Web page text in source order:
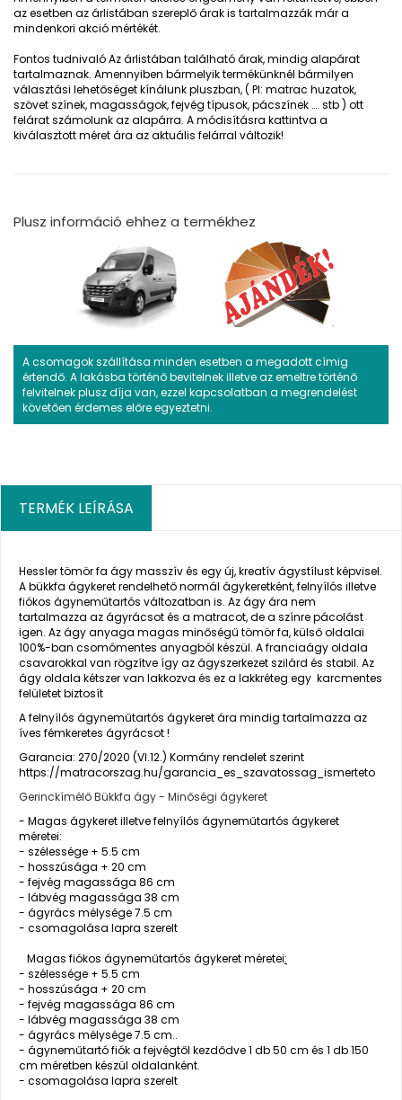
az esetben az árlistában szereplő árak is tartalmazzák már a
mindenkori akció mértékét.
Fontos tudnivalóAz árlistában található árak, mindig alapárat
tartalmaznak. Amennyiben bármelyik termékünknél bármilyen
választási lehetőséget kínálunk pluszban, ( Pl: matrac huzatok,
szövet színek, magasságok, fejvég típusok, pácszínek …. stb ) ott
felárat számolunk az alapárra. A módisításra kattintva a
kiválasztott méret ára az aktuális felárral változik!
Plusz információ ehhez a termékhez
A csomagok szállítása minden esetben a megadott címig
értendő. A lakásba történő bevitelnek illetve az emeltre történő
felvitelnek plusz díja van, ezzel kapcsolatban a megrendelést
követően érdemes előre egyeztetni.
TERMÉK LEÍRÁSA
Hessler tömör fa ágy masszív és egy új, kreatív ágystílust képvisel.
A bükkfa ágykeret rendelhető normál ágykeretként, felnyílós illetve
fiókos ágyneműtartós változatban is. Az ágy ára nem
tartalmazza az ágyrácsot és a matracot, de a színre pácolást
igen. Az ágy anyaga magas minőségű tömör fa, külső oldalai
100%-ban csomómentes anyagból készül. A franciaágy oldala
csavarokkal van rögzítve így az ágyszerkezet szilárd és stabil. Az
ágy oldala kétszer van lakkozva és ez a lakkréteg egy karcmentes
felületet biztosít
A felnyílós ágyneműtartós ágykeret ára mindig tartalmazza az
íves fémkeretes ágyrácsot !
Garancia: 270/2020 (VI.12.) Kormány rendelet szerint
https://matracorszag.hu/garancia_es_szavatossag_ismerteto
Gerinckímélő Bükkfa ágy - Minőségi ágykeret
- Magas ágykeret illetve felnyílós ágyneműtartós ágykeret
méretei:
- szélessége + 5.5 cm
- hosszúsága + 20 cm
- fejvég magassága 86 cm
- lábvég magassága 38 cm
- ágyrács mélysége 7.5 cm
- csomagolása lapra szerelt
Magas fiókos ágyneműtartós ágykeret méretei:
- szélessége + 5.5 cm
- hosszúsága + 20 cm
- fejvég magassága 86 cm
- lábvég magassága 38 cm
- ágyrács mélysége 7.5 cm..
- ágyneműtartó fiók a fejvégtől kezdődve 1 db 50 cm és 1 db 150
cm méretben készül oldalanként.
- csomagolása lapra szerelt